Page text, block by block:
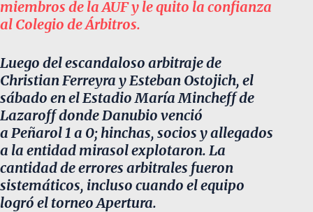
miembros de la AUF y le quito la confianza
al Colegio de Árbitros.
Luego del escandaloso arbitraje de
Christian Ferreyra y Esteban Ostojich, el
sábado en el Estadio María Mincheff de
Lazaroff donde Danubio venció
a Peñarol 1 a 0; hinchas, socios y allegados
a la entidad mirasol explotaron. La
cantidad de errores arbitrales fueron
sistemáticos, incluso cuando el equipo
logró el torneo Apertura.